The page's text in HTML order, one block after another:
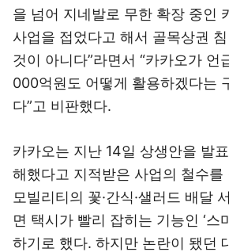
을 넘어 지네발로 무한 확장 중인
사업을 접었다고 해서 골목상권
것이 아니다”라면서 “카카오가
000억원도 어떻게 활용하겠다는
다”고 비판했다.
카카오는 지난 14일 상생안을 발
해했다고 지적받은 사업의 철수를
모빌리티의 꽃·간식·샐러드 배달
면 택시가 빨리 잡히는 기능인 ‘스
하기로 했다. 하지만 논란이 됐던